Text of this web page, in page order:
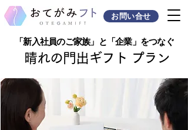
お問い合せ
晴れの門出ギフト プラン
「新入社員のご家族」と「企業」をつなぐ